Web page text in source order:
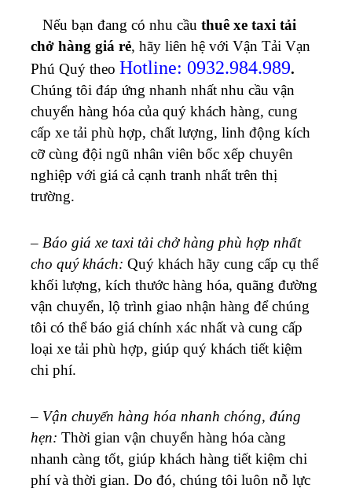
Nếu bạn đang có nhu cầu thuê xe taxi tải
chở hàng giá rẻ, hãy liên hệ với Vận Tải Vạn
Phú Quý theo Hotline: 0932.984.989.
Chúng tôi đáp ứng nhanh nhất nhu cầu vận
chuyển hàng hóa của quý khách hàng, cung
cấp xe tải phù hợp, chất lượng, linh động kích
cỡ cùng đội ngũ nhân viên bốc xếp chuyên
nghiệp với giá cả cạnh tranh nhất trên thị
trường.
– Báo giá xe taxi tải chở hàng phù hợp nhất
cho quý khách: Quý khách hãy cung cấp cụ thể
khối lượng, kích thước hàng hóa, quãng đường
vận chuyển, lộ trình giao nhận hàng để chúng
tôi có thể báo giá chính xác nhất và cung cấp
loại xe tải phù hợp, giúp quý khách tiết kiệm
chi phí.
– Vận chuyển hàng hóa nhanh chóng, đúng
hẹn: Thời gian vận chuyển hàng hóa càng
nhanh càng tốt, giúp khách hàng tiết kiệm chi
phí và thời gian. Do đó, chúng tôi luôn nỗ lực